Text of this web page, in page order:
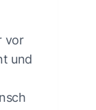
vor
und